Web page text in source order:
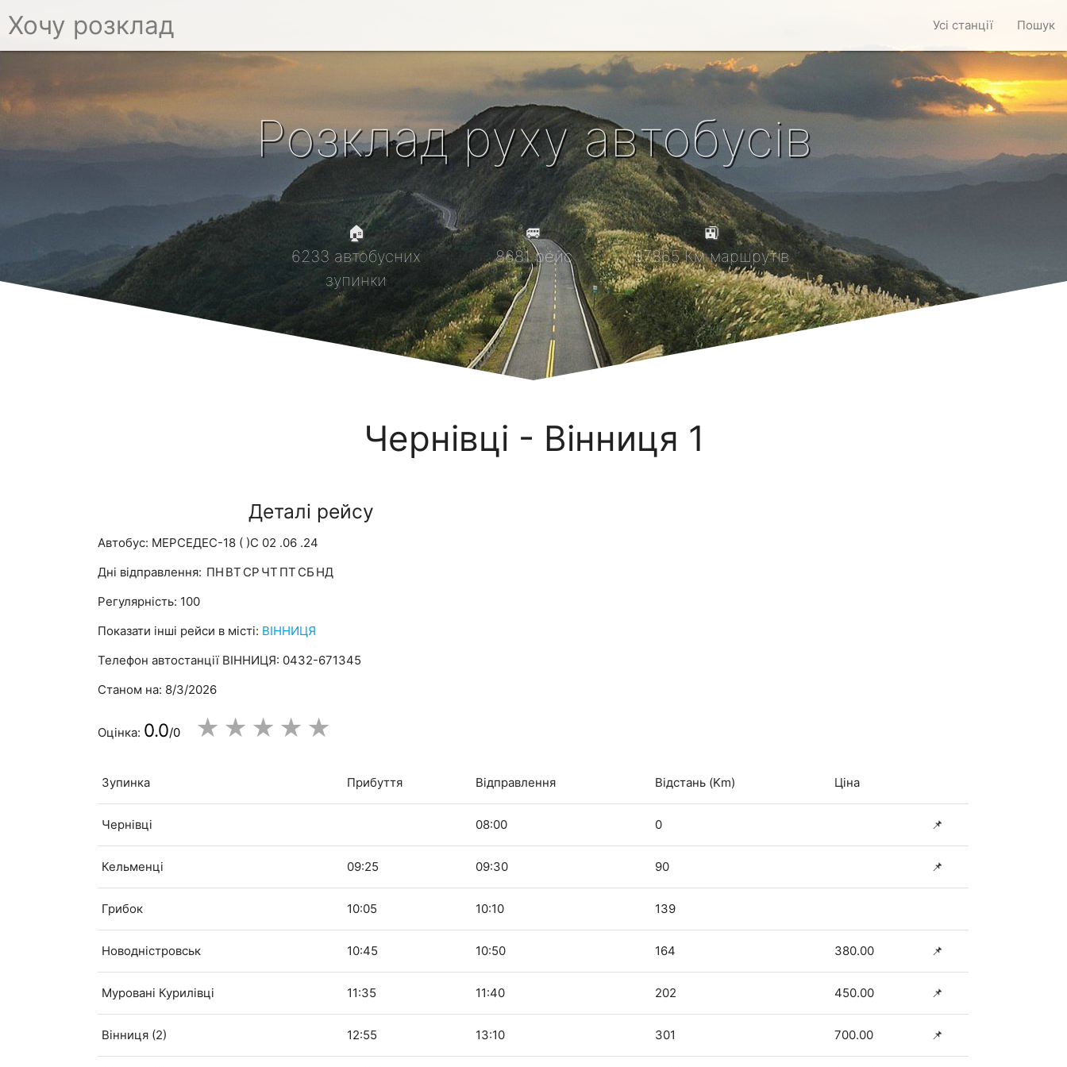
Хочу розклад Усі станції Пошук
Розклад руху автобусів
🏠
6233 автобусних
зупинки
🚐
8681 рейс
🚉
97865 Км маршрутів
Чернівці - Вінниця 1
Деталі рейсу
Автобус: МЕРСЕДЕС-18 ( )С 02 .06 .24
Дні відправлення: ПН ВТ СР ЧТ ПТ СБ НД
Регулярність: 100
Показати інші рейси в місті: ВІННИЦЯ
Телефон автостанції ВІННИЦЯ: 0432-671345
Станом на: 8/3/2026
Оцінка: 0.0/0 ★ ★ ★ ★ ★
Зупинка Прибуття Відправлення Відстань (Km) Ціна
Чернівці 08:00 0 📌
Кельменці 09:25 09:30 90 📌
Грибок 10:05 10:10 139
Новодністровськ 10:45 10:50 164 380.00 📌
Муровані Курилівці 11:35 11:40 202 450.00 📌
Вінниця (2) 12:55 13:10 301 700.00 📌